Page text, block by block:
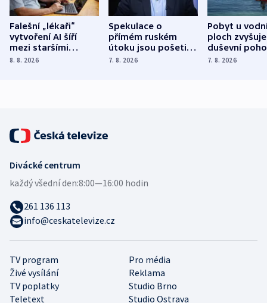
Falešní „lékaři“
vytvoření AI šíří
mezi staršími
Poláky nebezpečné
8. 8. 2026
Spekulace o
přímém ruském
útoku jsou pošetilé,
míní estonský
7. 8. 2026
Pobyt u
ploch zvyšuje
duševní
ukázala
7. 8. 2026
TV program
Pro média
Živé vysílání
Reklama
TV poplatky
Studio Brno
Teletext
Studio Ostrava
Divácké centrum
každý všední den:8:00—16:00 hodin
261 136 113
info@ceskatelevize.cz